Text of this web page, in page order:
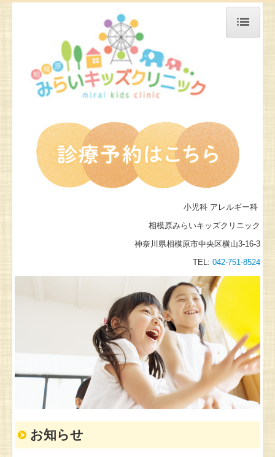
診療予約
クリニック紹介
舌下免疫療法
予防接種情報
育児について
小児科 アレルギー科
相模原みらいキッズクリニック
神奈川県相模原市中央区横山3-16-3
TEL: 042-751-8524
お知らせ